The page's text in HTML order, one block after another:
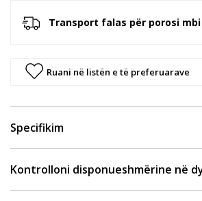
Transport falas për porosi mbi
Ruani në listën e të preferuarave
Specifikim
Kontrolloni disponueshmërine në